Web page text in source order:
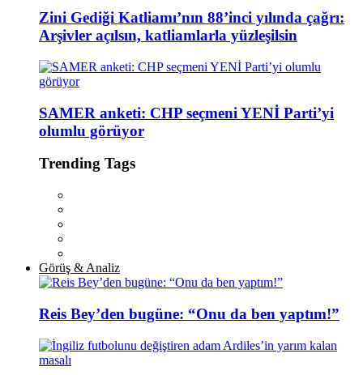
Zini Gediği Katliamı’nın 88’inci yılında çağrı:
Arşivler açılsın, katliamlarla yüzleşilsin
SAMER anketi: CHP seçmeni YENİ Parti’yi
olumlu görüyor
Trending Tags
Görüş & Analiz
Reis Bey’den bugüne: “Onu da ben yaptım!”